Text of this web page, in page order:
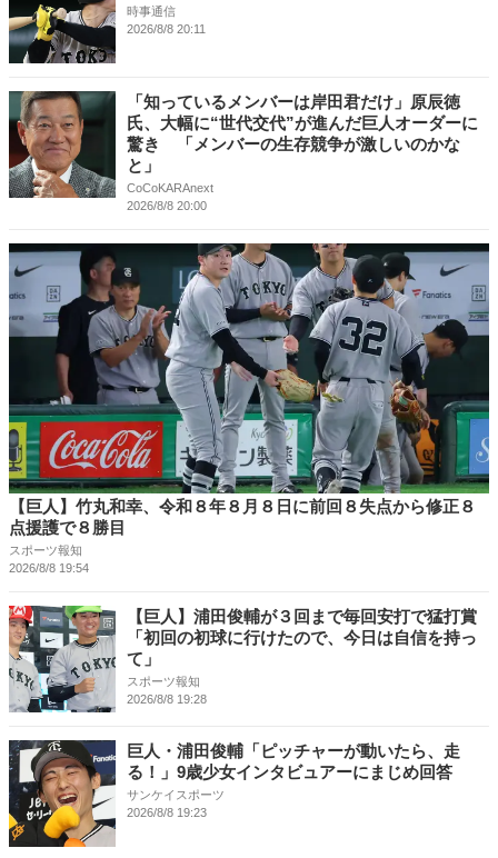
時事通信
2026/8/8 20:11
「知っているメンバーは岸田君だけ」原辰徳
氏、大幅に“世代交代”が進んだ巨人オーダーに
驚き 「メンバーの生存競争が激しいのかな
と」
CoCoKARAnext
2026/8/8 20:00
【巨人】竹丸和幸、令和８年８月８日に前回８失点から修正８
点援護で８勝目
スポーツ報知
2026/8/8 19:54
【巨人】浦田俊輔が３回まで毎回安打で猛打賞
「初回の初球に行けたので、今日は自信を持っ
て」
スポーツ報知
2026/8/8 19:28
巨人・浦田俊輔「ピッチャーが動いたら、走
る！」9歳少女インタビュアーにまじめ回答
サンケイスポーツ
2026/8/8 19:23